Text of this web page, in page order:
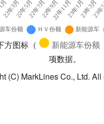
方图标（ 新能源车份额
项数据。
(C) MarkLines Co., Ltd.